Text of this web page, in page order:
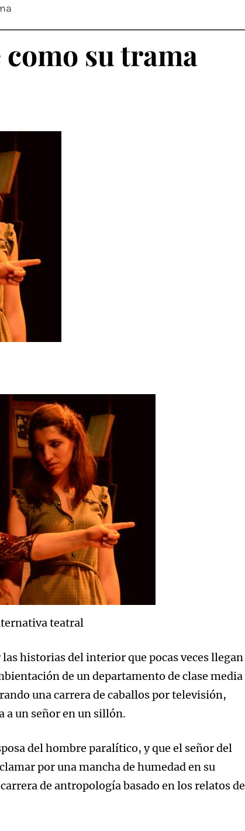
como su trama
teatral
historias del interior que pocas veces llegan
de un departamento de clase media
una carrera de caballos por televisión,
a un señor en un sillón.
del hombre paralítico, y que el señor del
por una mancha de humedad en su
de antropología basado en los relatos de